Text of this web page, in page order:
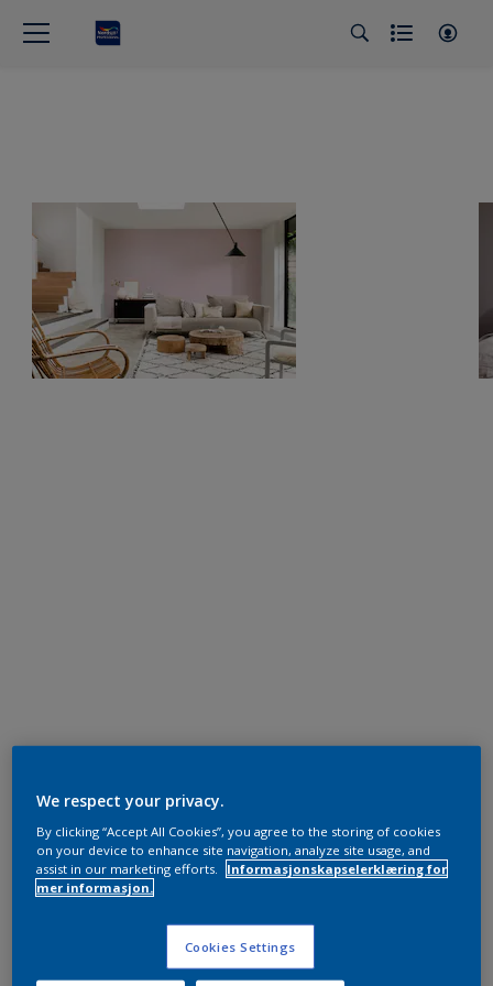
We respect your privacy.
By clicking “Accept All Cookies”, you agree to the storing of cookies
on your device to enhance site navigation, analyze site usage, and
assist in our marketing efforts.
Informasjonskapselerklæring for
mer informasjon.
Cookies Settings